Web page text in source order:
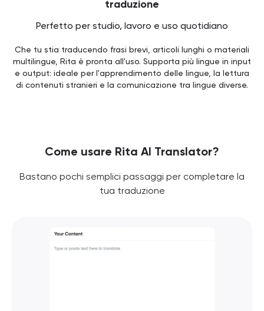
traduzione
Perfetto per studio, lavoro e uso quotidiano
Che tu stia traducendo frasi brevi, articoli lunghi o materiali
multilingue, Rita è pronta all'uso. Supporta più lingue in input
e output: ideale per l'apprendimento delle lingue, la lettura
di contenuti stranieri e la comunicazione tra lingue diverse.
Come usare Rita AI Translator?
Bastano pochi semplici passaggi per completare la
tua traduzione